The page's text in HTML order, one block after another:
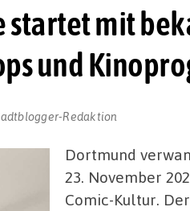
startet mit
und
Redaktion
Dortmund
23. November
Comic-Kultur.